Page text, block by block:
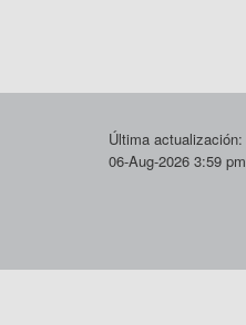
Última actualización:
06-Aug-2026 3:59 pm